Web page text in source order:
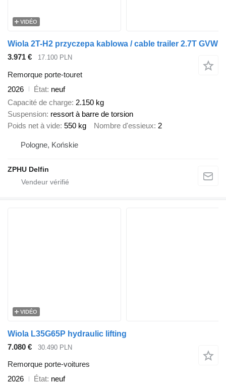
VIDÉO
Wiola 2T-H2 przyczepa kablowa / cable trailer 2.7T GVW
3.971 €
17.100 PLN
Remorque porte-touret
2026
État neuf
Capacité de charge 2.150 kg
Suspension ressort à barre de torsion
Poids net à vide 550 kg Nombre d'essieux 2
Pologne, Końskie
ZPHU Delfin
VIDÉO
Wiola L35G65P hydraulic lifting
7.080 €
30.490 PLN
Remorque porte-voitures
2026
État neuf